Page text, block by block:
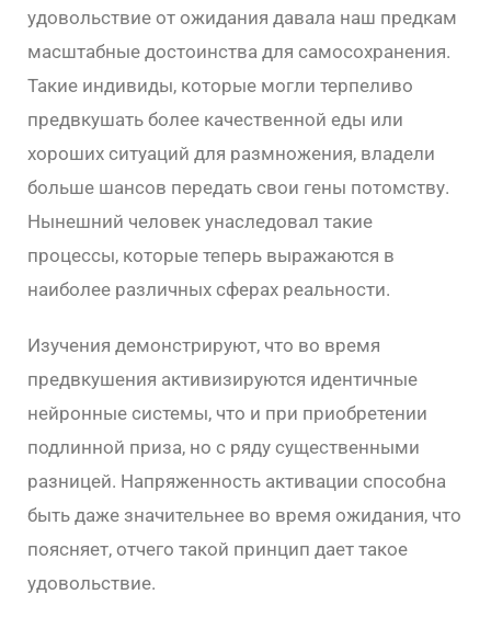
удовольствие от ожидания давала наш предкам
масштабные достоинства для самосохранения.
Такие индивиды, которые могли терпеливо
предвкушать более качественной еды или
хороших ситуаций для размножения, владели
больше шансов передать свои гены потомству.
Нынешний человек унаследовал такие
процессы, которые теперь выражаются в
наиболее различных сферах реальности.
Изучения демонстрируют, что во время
предвкушения активизируются идентичные
нейронные системы, что и при приобретении
подлинной приза, но с ряду существенными
разницей. Напряженность активации способна
быть даже значительнее во время ожидания, что
поясняет, отчего такой принцип дает такое
удовольствие.